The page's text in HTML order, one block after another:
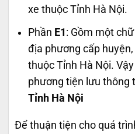
xe thuộc Tỉnh Hà Nội.
Phần E1 : Gồm một
địa phương cấp
thuộc Tỉnh Hà Nội.
phương tiện lưu thông
Tỉnh Hà Nội
Để thuận tiện cho quá